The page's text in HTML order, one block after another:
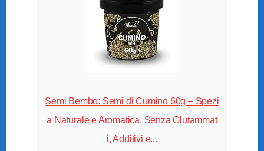
Semi Bembo: Semi di Cumino 60g – Spezi
a Naturale e Aromatica, Senza Glutammat
i, Additivi e...